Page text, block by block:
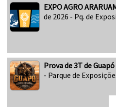
EXPO AGRO
de 2026 - Pq. de
Prova de 3T de Guapó
- Parque de